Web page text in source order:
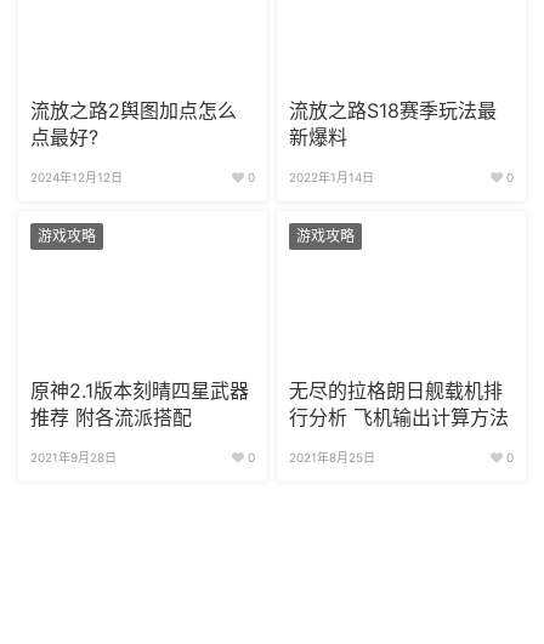
流放之路2舆图加点怎么
点最好?
2024年12月12日 0
流放之路S18赛季玩法最
新爆料
2022年1月14日 0
游戏攻略
原神2.1版本刻晴四星武器
推荐 附各流派搭配
2021年9月28日 0
游戏攻略
无尽的拉格朗日舰载机排
行分析 飞机输出计算方法
2021年8月25日 0